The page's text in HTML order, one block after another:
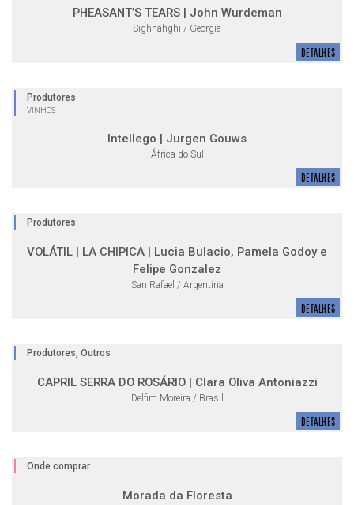
PHEASANT’S TEARS | John Wurdeman
Sighnahghi / Georgia
DETALHES
Produtores
VINHOS
Intellego | Jurgen Gouws
África do Sul
DETALHES
Produtores
VOLÁTIL | LA CHIPICA | Lucia Bulacio, Pamela Godoy e
Felipe Gonzalez
San Rafael / Argentina
DETALHES
Produtores, Outros
CAPRIL SERRA DO ROSÁRIO | Clara Oliva Antoniazzi
Delfim Moreira / Brasil
DETALHES
Onde comprar
Morada da Floresta